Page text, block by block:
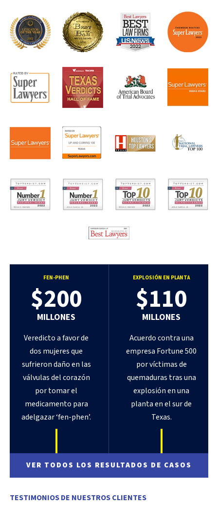
FEN-PHEN
$200
MILLONES
Veredicto a favor de
dos mujeres que
sufrieron daño en las
válvulas del corazón
por tomar el
medicamento para
adelgazar ‘fen-phen’.
EXPLOSIÓN EN PLANTA
$110
MILLONES
Acuerdo contra una
empresa Fortune 500
por víctimas de
quemaduras tras una
explosión en una
planta en el sur de
Texas.
VER TODOS LOS RESULTADOS DE CASOS
TESTIMONIOS DE NUESTROS CLIENTES